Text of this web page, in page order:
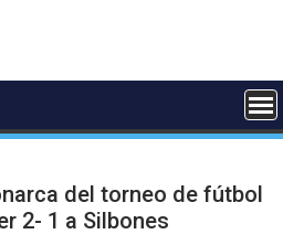
del torneo de fútbol
2- 1 a Silbones